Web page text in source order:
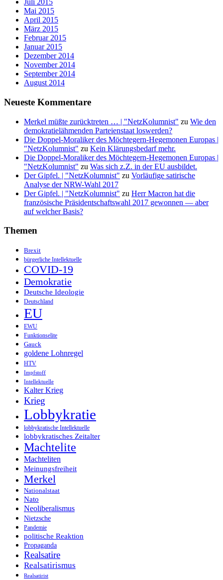
Juli 2015
Mai 2015
April 2015
März 2015
Februar 2015
Januar 2015
Dezember 2014
November 2014
September 2014
August 2014
Neueste Kommentare
Merkel müßte zurücktreten … | "NetzKolumnist" zu Wie den
demokratielähmenden Parteienstaat loswerden?
Die Doppel-Moraliker des Möchtegern-Hegemonen Europas |
"NetzKolumnist" zu Kein Klärungsbedarf mehr.
Die Doppel-Moraliker des Möchtegern-Hegemonen Europas |
"NetzKolumnist" zu Was sich z.Z. in der EU ausbildet.
Der Gipfel. | "NetzKolumnist" zu Vorläufige satirische
Analyse der NRW-Wahl 2017
Der Gipfel. | "NetzKolumnist" zu Herr Macron hat die
französische Präsidentschaftswahl 2017 gewonnen — aber
auf welcher Basis?
Themen
Brexit
bürgerliche Intellektuelle
COVID-19
Demokratie
Deutsche Ideologie
Deutschland
EU
EWU
Funktionselite
Gauck
goldene Lohnregel
HTV
Impfstoff
Intellektuelle
Kalter Krieg
Krieg
Lobbykratie
lobbykratische Intellektuelle
lobbykratisches Zeitalter
Machtelite
Machteliten
Meinungsfreiheit
Merkel
Nationalstaat
Nato
Neoliberalismus
Nietzsche
Pandemie
politische Reaktion
Propaganda
Realsatire
Realsatirismus
Realsatirist